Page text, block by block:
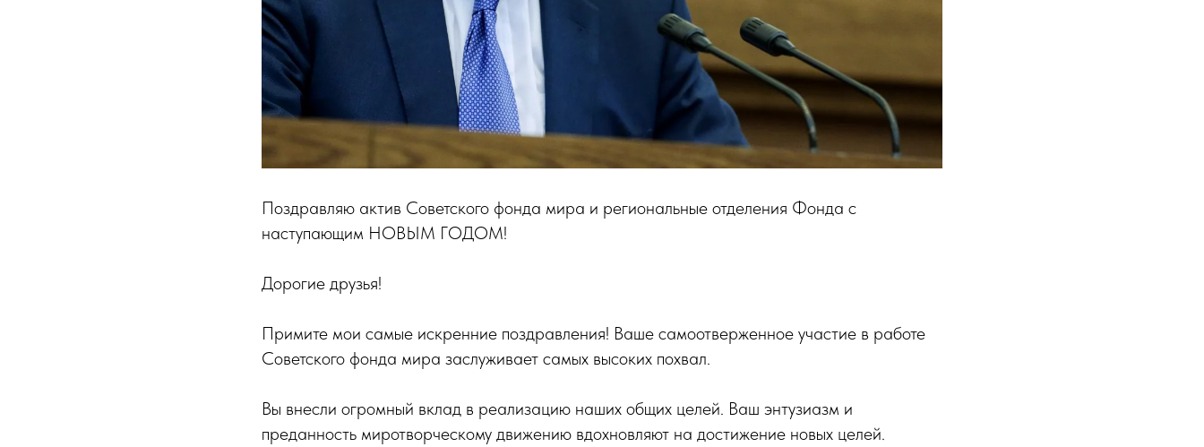
Поздравляю актив Советского фонда мира и региональные отделения Фонда с
наступающим НОВЫМ ГОДОМ!
Дорогие друзья!
Примите мои самые искренние поздравления! Ваше самоотверженное участие в работе
Советского фонда мира заслуживает самых высоких похвал.
Вы внесли огромный вклад в реализацию наших общих целей. Ваш энтузиазм и
преданность миротворческому движению вдохновляют на достижение новых целей.